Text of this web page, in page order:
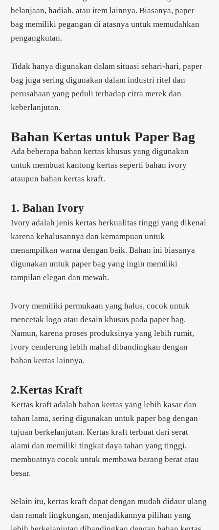
belanjaan, hadiah, atau item lainnya. Biasanya, paper
bag memiliki pegangan di atasnya untuk memudahkan
pengangkutan.
Tidak hanya digunakan dalam situasi sehari-hari, paper
bag juga sering digunakan dalam industri ritel dan
perusahaan yang peduli terhadap citra merek dan
keberlanjutan.
Bahan Kertas untuk Paper Bag
Ada beberapa bahan kertas khusus yang digunakan
untuk membuat kantong kertas seperti bahan ivory
ataupun bahan kertas kraft.
1. Bahan Ivory
Ivory adalah jenis kertas berkualitas tinggi yang dikenal
karena kehalusannya dan kemampuan untuk
menampilkan warna dengan baik. Bahan ini biasanya
digunakan untuk paper bag yang ingin memiliki
tampilan elegan dan mewah.
Ivory memiliki permukaan yang halus, cocok untuk
mencetak logo atau desain khusus pada paper bag.
Namun, karena proses produksinya yang lebih rumit,
ivory cenderung lebih mahal dibandingkan dengan
bahan kertas lainnya.
2.Kertas Kraft
Kertas kraft adalah bahan kertas yang lebih kasar dan
tahan lama, sering digunakan untuk paper bag dengan
tujuan berkelanjutan. Kertas kraft terbuat dari serat
alami dan memiliki tingkat daya tahan yang tinggi,
membuatnya cocok untuk membawa barang berat atau
besar.
Selain itu, kertas kraft dapat dengan mudah didaur ulang
dan ramah lingkungan, menjadikannya pilihan yang